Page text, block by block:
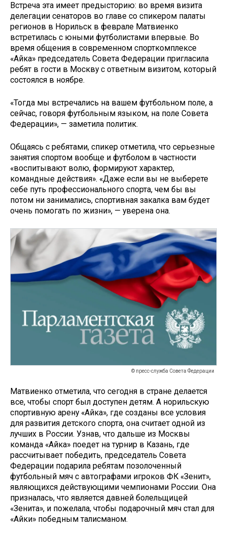
Встреча эта имеет предысторию: во время визита
делегации сенаторов во главе со спикером палаты
регионов в Норильск в феврале Матвиенко
встретилась с юными футболистами впервые. Во
время общения в современном спорткомплексе
«Айка» председатель Совета Федерации пригласила
ребят в гости в Москву с ответным визитом, который
состоялся в ноябре.
«Тогда мы встречались на вашем футбольном поле, а
сейчас, говоря футбольным языком, на поле Совета
Федерации», — заметила политик.
Общаясь с ребятами, спикер отметила, что серьезные
занятия спортом вообще и футболом в частности
«воспитывают волю, формируют характер,
командные действия». «Даже если вы не выберете
себе путь профессионального спорта, чем бы вы
потом ни занимались, спортивная закалка вам будет
очень помогать по жизни», — уверена она.
© пресс-служба Совета Федерации
Матвиенко отметила, что сегодня в стране делается
все, чтобы спорт был доступен детям. А норильскую
спортивную арену «Айка», где созданы все условия
для развития детского спорта, она считает одной из
лучших в России. Узнав, что дальше из Москвы
команда «Айка» поедет на турнир в Казань, где
рассчитывает победить, председатель Совета
Федерации подарила ребятам позолоченный
футбольный мяч с автографами игроков ФК «Зенит»,
являющихся действующими чемпионами России. Она
призналась, что является давней болельщицей
«Зенита», и пожелала, чтобы подарочный мяч стал для
«Айки» победным талисманом.